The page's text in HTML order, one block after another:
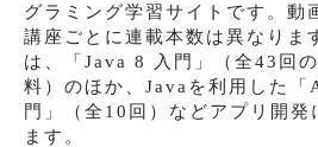
グラミング学習サイトです。動
講座ごとに連載本数は異なりま
は、「Java 8 入門」（全43回
料）のほか、Javaを利用した
門」（全10回）などアプリ開発
ます。